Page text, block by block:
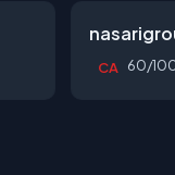
CA 60/